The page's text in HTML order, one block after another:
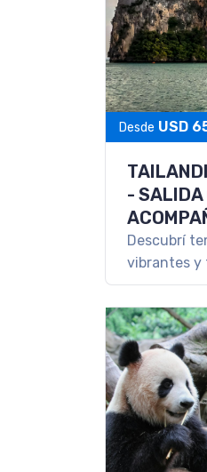
Desde USD
- SALIDA
Descubrí
vibrantes y